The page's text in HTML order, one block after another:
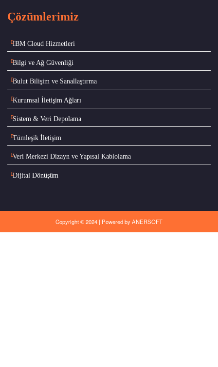
Çözümlerimiz
IBM Cloud Hizmetleri
Bilgi ve Ağ Güvenliği
Bulut Bilişim ve Sanallaştırma
Kurumsal İletişim Ağları
Sistem & Veri Depolama
Tümleşik İletişim
Veri Merkezi Dizayn ve Yapısal Kablolama
Dijital Dönüşüm
Copyright © 2024 | Powered byANERSOFT